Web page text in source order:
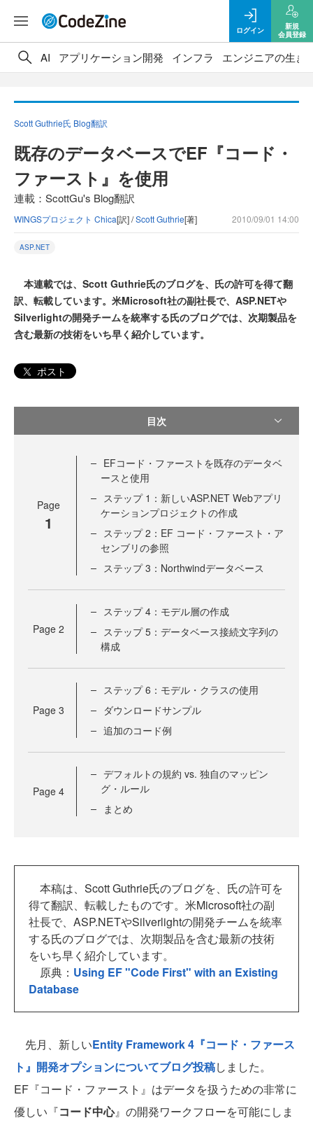
ログイン
新規
会員登録
AI アプリケーション開発 インフラ エンジニアの生き
Scott Guthrie氏 Blog翻訳
既存のデータベースでEF『コード・
ファースト』を使用
連載：ScottGu's Blog翻訳
WINGSプロジェクト Chica[訳] /Scott Guthrie[著] 2010/09/01 14:00
ASP.NET
本連載では、Scott Guthrie氏のブログを、氏の許可を得て翻
訳、転載しています。米Microsoft社の副社長で、ASP.NETや
Silverlightの開発チームを統率する氏のブログでは、次期製品を
含む最新の技術をいち早く紹介しています。
ポスト
目次
Page
1
EFコード・ファーストを既存のデータベ
ースと使用
ステップ 1：新しいASP.NET Webアプリ
ケーションプロジェクトの作成
ステップ 2：EF コード・ファースト・ア
センブリの参照
ステップ 3：Northwindデータベース
Page 2
ステップ 4：モデル層の作成
ステップ 5：データベース接続文字列の
構成
Page 3
ステップ 6：モデル・クラスの使用
ダウンロードサンプル
追加のコード例
Page 4
デフォルトの規約 vs. 独自のマッピン
グ・ルール
まとめ
本稿は、Scott Guthrie氏のブログを、氏の許可を
得て翻訳、転載したものです。米Microsoft社の副
社長で、ASP.NETやSilverlightの開発チームを統率
する氏のブログでは、次期製品を含む最新の技術
をいち早く紹介しています。
原典： Using EF "Code First" with an Existing
Database
先月、新しいEntity Framework 4『コード・ファース
ト』開発オプションについてブログ投稿しました。
EF『コード・ファースト』はデータを扱うための非常に
優しい『コード中心』の開発ワークフローを可能にしま